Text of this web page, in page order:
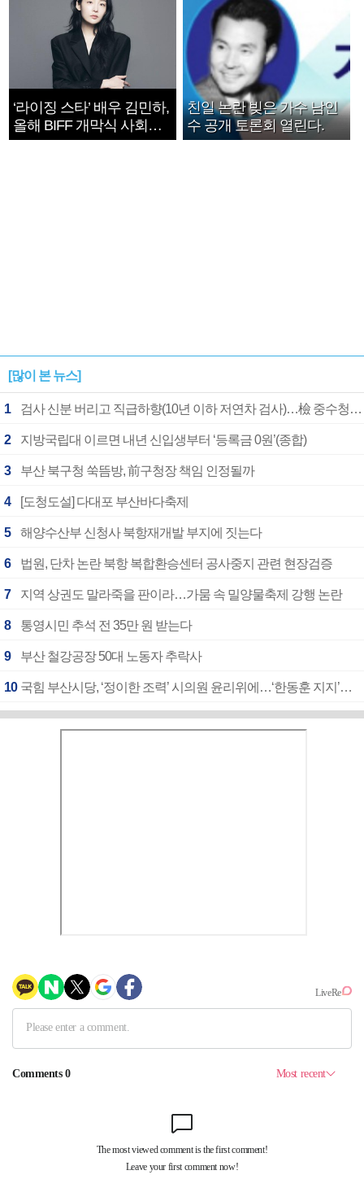
‘라이징 스타’ 배우 김민하,
올해 BIFF 개막식 사회자
확정
친일 논란 빚은 가수 남인
수 공개 토론회 열린다.
[많이 본 뉴스]
1 검사 신분 버리고 직급하향(10년 이하 저연차 검사)…檢 중수청행 기피
2 지방국립대 이르면 내년 신입생부터 ‘등록금 0원’(종합)
3 부산 북구청 쑥뜸방, 前구청장 책임 인정될까
4 [도청도설] 다대포 부산바다축제
5 해양수산부 신청사 북항재개발 부지에 짓는다
6 법원, 단차 논란 북항 복합환승센터 공사중지 관련 현장검증
7 지역 상권도 말라죽을 판이라…가뭄 속 밀양물축제 강행 논란
8 통영시민 추석 전 35만 원 받는다
9 부산 철강공장 50대 노동자 추락사
10 국힘 부산시당, ‘정이한 조력’ 시의원 윤리위에…‘한동훈 지지’도 신고접수